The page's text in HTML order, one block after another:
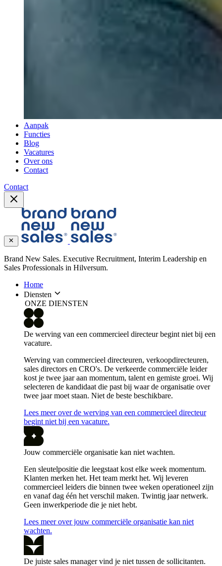
Aanpak
Functies
Blog
Vacatures
Over ons
Contact
Contact
Brand New Sales. Executive Recruitment, Interim Leadership en
Sales Professionals in Hilversum.
Home
Diensten
ONZE DIENSTEN
De werving van een commercieel directeur begint niet bij een
vacature.
Werving van commercieel directeuren, verkoopdirecteuren,
sales directors en CRO's. De verkeerde commerciële leider
kost je twee jaar aan momentum, talent en gemiste groei. Wij
selecteren de kandidaat die past bij waar de organisatie over
twee jaar moet staan. Niet de beste beschikbare.
Lees meer over de werving van een commercieel directeur
begint niet bij een vacature.
Jouw commerciële organisatie kan niet wachten.
Een sleutelpositie die leegstaat kost elke week momentum.
Klanten merken het. Het team merkt het. Wij leveren
commercieel leiders die binnen twee weken operationeel zijn
en vanaf dag één het verschil maken. Twintig jaar netwerk.
Geen inwerkperiode die je niet hebt.
Lees meer over jouw commerciële organisatie kan niet
wachten.
De juiste sales manager vind je niet tussen de sollicitanten.